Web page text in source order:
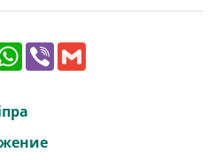
W
h
s
A
p
p
V